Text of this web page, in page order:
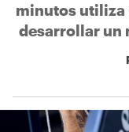
minutos utiliza
desarrollar un